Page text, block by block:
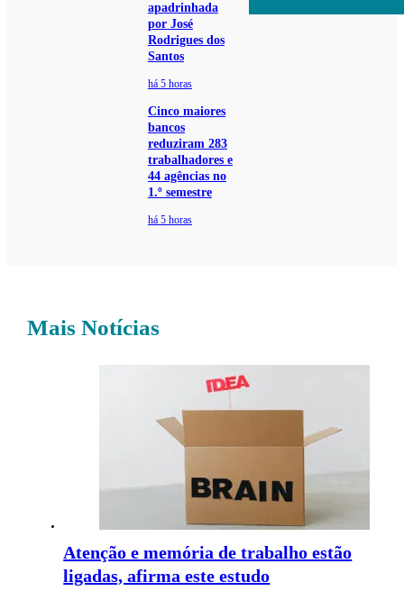
apadrinhada
por José
Rodrigues dos
Santos
há 5 horas
Cinco maiores
bancos
reduziram 283
trabalhadores e
44 agências no
1.º semestre
há 5 horas
Mais Notícias
Atenção e memória de trabalho estão
ligadas, afirma este estudo